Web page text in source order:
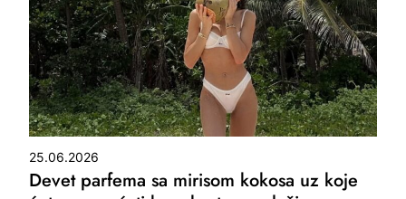
25.06.2026
Devet parfema sa mirisom kokosa uz koje